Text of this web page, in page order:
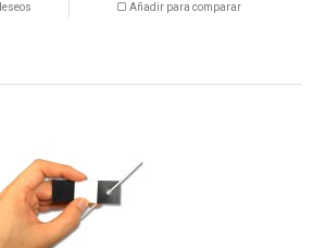
Añadir para comparar